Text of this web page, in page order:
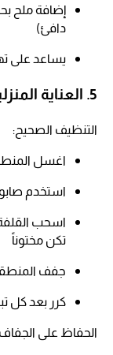
إضافة ملح
دافئ)
يساعد على
5. العناية المنزلية والنظافة
التنظيف الصحيح:
اغسل
استخدم
اسحب
تكن مختوناً​
جفف
كرر بعد كل
الحفاظ على